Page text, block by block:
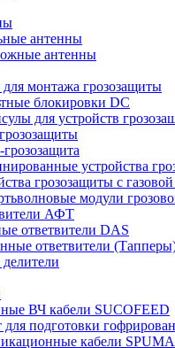
антенны
антенны
монтажа грозозащиты
блокировки DC
для устройств
устройства
грозозащиты с
модули
АФТ
ответвители DAS
ответвители
ВЧ кабели SUCOFEED
подготовки
кабели SPUMA